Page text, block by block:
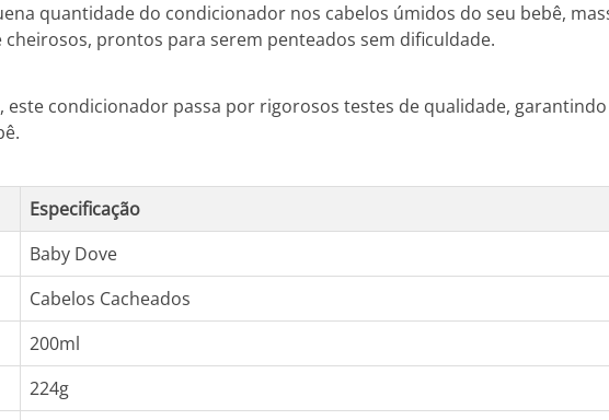
quantidade do condicionador nos cabelos úmidos do seu bebê,
prontos para serem penteados sem dificuldade.
este condicionador passa por rigorosos testes de qualidade,
Especificação
Baby Dove
Cabelos Cacheados
200ml
224g